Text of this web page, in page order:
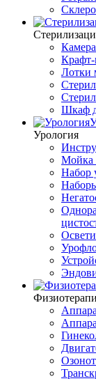
Лотки
Шкаф
Урология
Мойка
Набор